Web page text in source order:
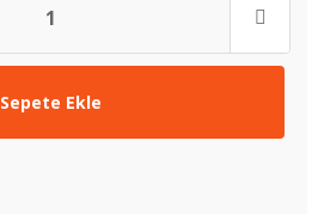
Sepete Ekle